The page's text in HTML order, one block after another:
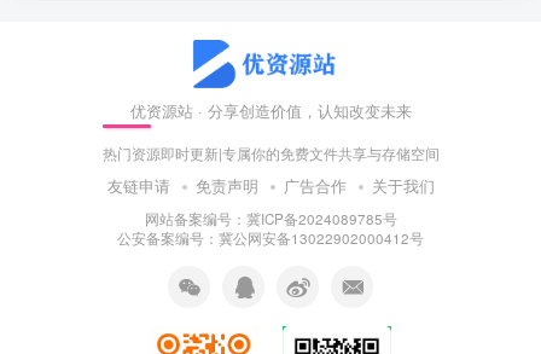
优资源站 · 分享创造价值，认知改变未来
热门资源即时更新|专属你的免费文件共享与存储空间
友链申请 免责声明 广告合作 关于我们
网站备案编号：冀ICP备2024089785号
公安备案编号：冀公网安备13022902000412号